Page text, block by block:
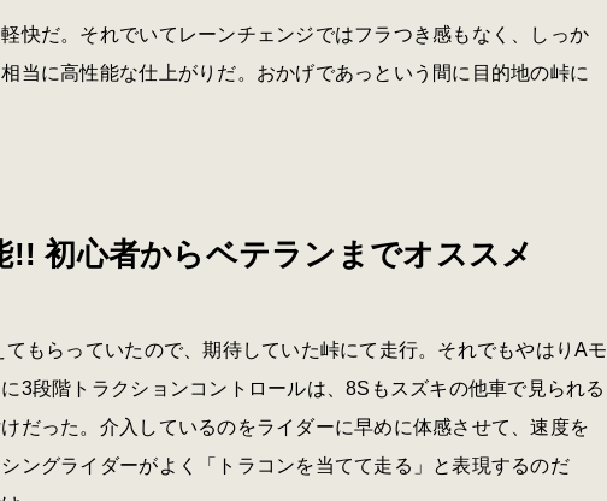
快だ。それでいてレーンチェンジではフラつき感もなく、しっか
当に高性能な仕上がりだ。おかげであっという間に目的地の峠に
!! 初心者からベテランまでオススメ
もらっていたので、期待していた峠にて走行。それでもやはりAモ
3段階トラクションコントロールは、8Sもスズキの他車で見られる
だった。介入しているのをライダーに早めに体感させて、速度を
ングライダーがよく「トラコンを当てて走る」と表現するのだ